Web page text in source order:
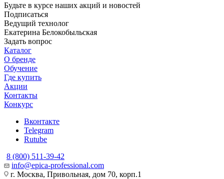
Будьте в курсе наших акций и новостей
Подписаться
Ведущий технолог
Екатерина Белокобыльская
Задать вопрос
Каталог
О бренде
Обучение
Где купить
Акции
Контакты
Конкурс
Вконтакте
Telegram
Rutube
8 (800) 511-39-42
info@epica-professional.com
г. Москва, Привольная, дом 70, корп.1